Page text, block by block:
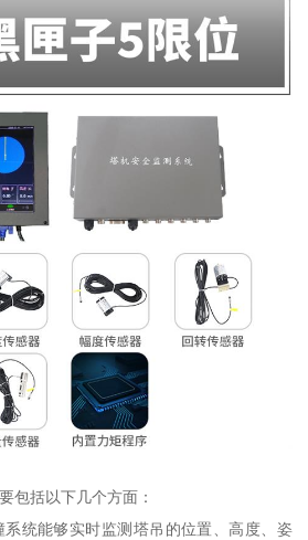
包括以下几个方面：
统能够实时监测塔吊的位置、高度、姿